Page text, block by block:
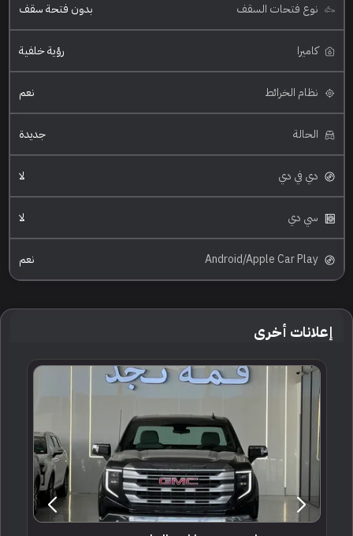
نوع فتحات السقف بدون فتحة سقف
كاميرا رؤية خلفية
نظام الخرائط نعم
الحالة جديدة
دي في دي لا
سي دي لا
Android/Apple Car Play نعم
إعلانات أخرى